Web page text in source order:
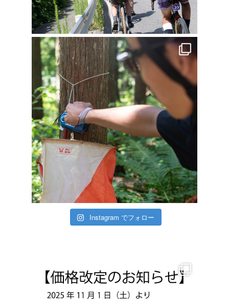
Instagram でフォロー